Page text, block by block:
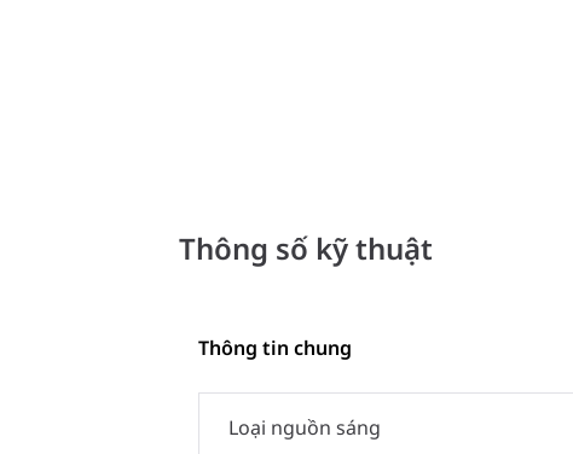
Thông số kỹ thuật
Thông tin chung
Loại nguồn sáng